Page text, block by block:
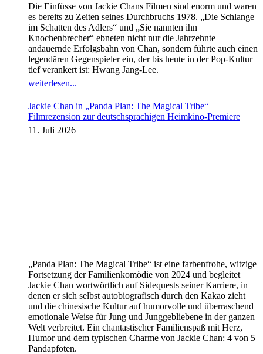
Die Einfüsse von Jackie Chans Filmen sind enorm und waren
es bereits zu Zeiten seines Durchbruchs 1978. „Die Schlange
im Schatten des Adlers“ und „Sie nannten ihn
Knochenbrecher“ ebneten nicht nur die Jahrzehnte
andauernde Erfolgsbahn von Chan, sondern führte auch einen
legendären Gegenspieler ein, der bis heute in der Pop-Kultur
tief verankert ist: Hwang Jang-Lee.
weiterlesen...
Jackie Chan in „Panda Plan: The Magical Tribe“ –
Filmrezension zur deutschsprachigen Heimkino-Premiere
11. Juli 2026
„Panda Plan: The Magical Tribe“ ist eine farbenfrohe, witzige
Fortsetzung der Familienkomödie von 2024 und begleitet
Jackie Chan wortwörtlich auf Sidequests seiner Karriere, in
denen er sich selbst autobiografisch durch den Kakao zieht
und die chinesische Kultur auf humorvolle und überraschend
emotionale Weise für Jung und Junggebliebene in der ganzen
Welt verbreitet. Ein chantastischer Familienspaß mit Herz,
Humor und dem typischen Charme von Jackie Chan: 4 von 5
Pandapfoten.